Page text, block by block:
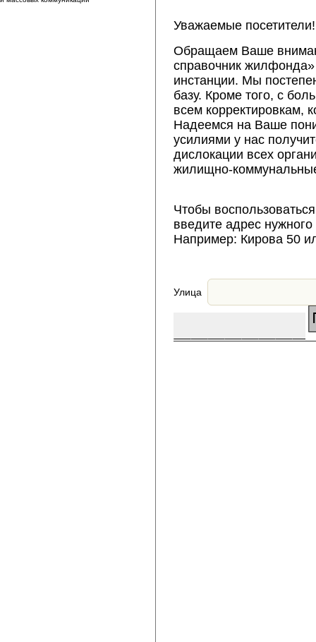
Уважаемые посетители!
Обращаем Ваше
справочник
инстанции. Мы
базу. Кроме того, с
всем корректировкам,
Надеемся на Ваше
усилиями у нас
дислокации всех
жилищно-
Чтобы
введите адрес
Например: Кирова 50
Улица